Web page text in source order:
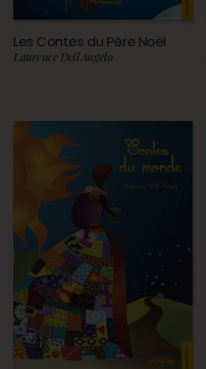
Les Contes du Père Noël
Laurence Dell Angelo